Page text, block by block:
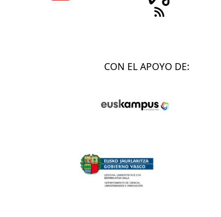
Feed RSS
CON EL APOYO DE: